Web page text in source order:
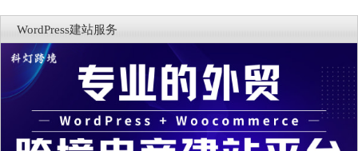
WordPress建站服务